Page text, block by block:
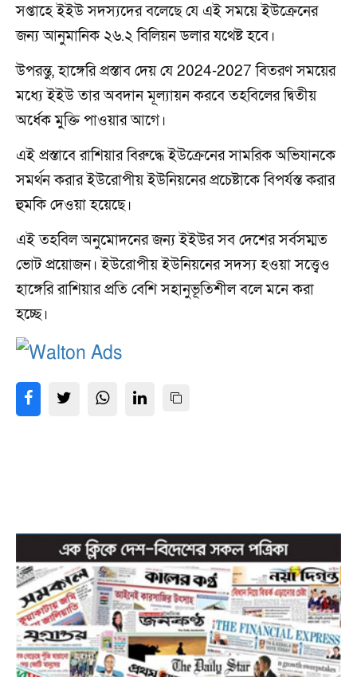
সপ্তাহে ইইউ সদস্যদের বলেছে যে এই সময়ে ইউক্রেনের
জন্য আনুমানিক ২৬.২ বিলিয়ন ডলার যথেষ্ট হবে।
উপরন্তু, হাঙ্গেরি প্রস্তাব দেয় যে 2024-2027 বিতরণ সময়ের
মধ্যে ইইউ তার অবদান মূল্যায়ন করবে তহবিলের দ্বিতীয়
অর্ধেক মুক্তি পাওয়ার আগে।
এই প্রস্তাবে রাশিয়ার বিরুদ্ধে ইউক্রেনের সামরিক অভিযানকে
সমর্থন করার ইউরোপীয় ইউনিয়নের প্রচেষ্টাকে বিপর্যস্ত করার
হুমকি দেওয়া হয়েছে।
এই তহবিল অনুমোদনের জন্য ইইউর সব দেশের সর্বসম্মত
ভোট প্রয়োজন। ইউরোপীয় ইউনিয়নের সদস্য হওয়া সত্ত্বেও
হাঙ্গেরি রাশিয়ার প্রতি বেশি সহানুভূতিশীল বলে মনে করা
হচ্ছে।